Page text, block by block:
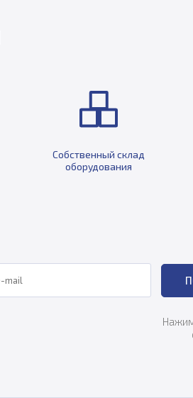
Собственный склад
оборудования